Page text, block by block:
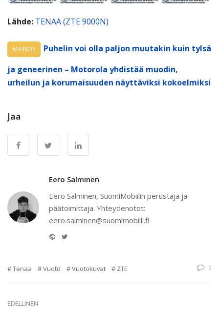
Lähde: TENAA (ZTE 9000N)
MAINOS
Puhelin voi olla paljon muutakin kuin tylsä
ja geneerinen – Motorola yhdistää muodin,
urheilun ja korumaisuuden näyttäviksi kokoelmiksi
Jaa
Eero Salminen
Eero Salminen, SuomiMobiilin perustaja ja
päätoimittaja. Yhteydenotot:
eero.salminen@suomimobiili.fi
Website
Tenaa Vuoto Vuotokuvat ZTE 0
EDELLINEN